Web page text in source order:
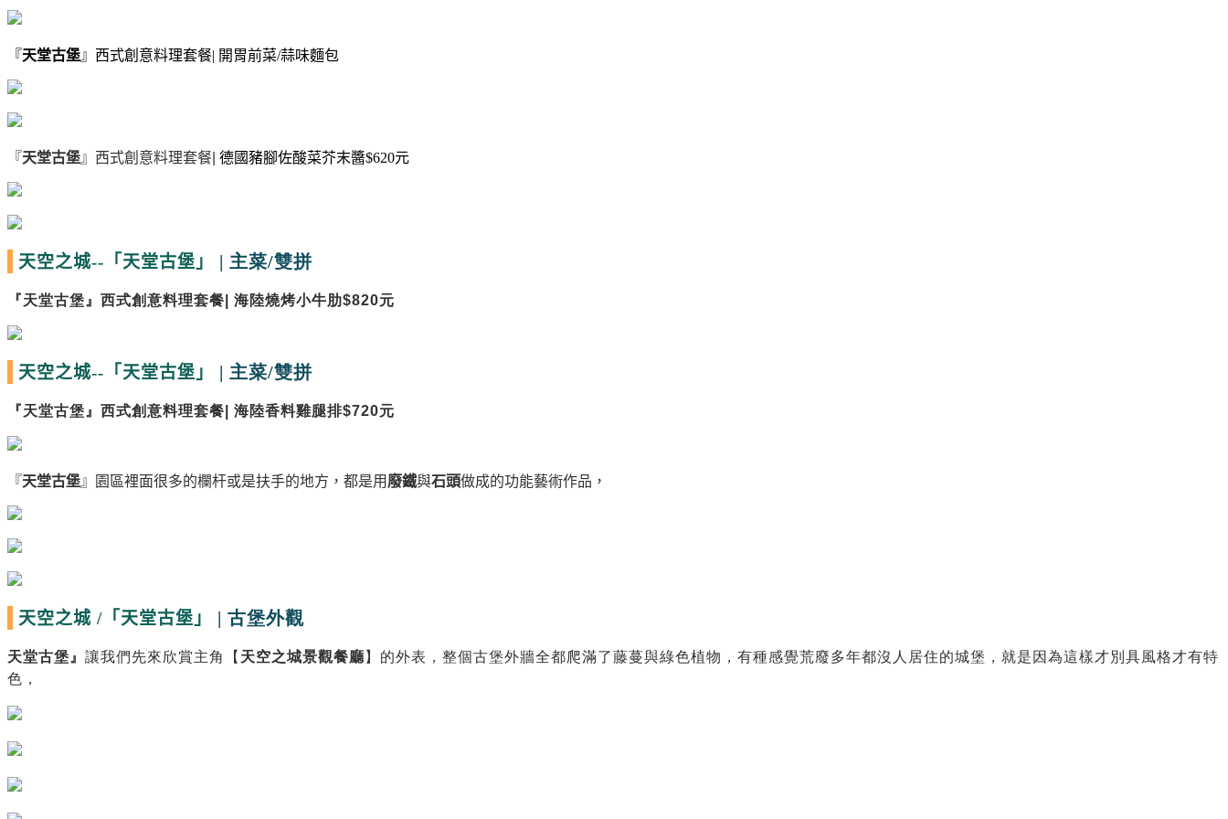
『天堂古堡』西式創意料理套餐| 開胃前菜/蒜味麵包
『天堂古堡』西式創意料理套餐| 德國豬腳佐酸菜芥末醬$620元
天空之城-- 「天堂古堡」 | 主菜/雙拼
『天堂古堡 』西式創意料理套餐| 海陸燒烤小牛肋$820元
天空之城-- 「天堂古堡」 | 主菜/雙拼
『天堂古堡 』西式創意料理套餐| 海陸香料雞腿排$720元
『天堂古堡』 園區裡面很多的欄杆或是扶手的地方，都是用 廢鐵與石頭做成的功能藝術作品，
天空之城 / 「天堂古堡」 | 古堡外觀
天堂古堡 』 讓我們先來欣賞主角【 天空之城景觀餐廳 】的外表， 整個古堡外牆全都爬滿了藤蔓與綠色植物， 有種感覺荒廢多年都沒人居住的城堡，就是因為這樣才別具風格才有特
色，